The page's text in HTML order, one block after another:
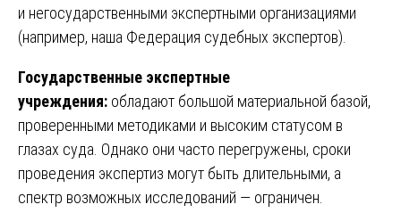
и негосударственными экспертными организациями
(например, наша Федерация судебных экспертов).
Государственные экспертные
учреждения: обладают большой материальной базой,
проверенными методиками и высоким статусом в
глазах суда. Однако они часто перегружены, сроки
проведения экспертиз могут быть длительными, а
спектр возможных исследований — ограничен.